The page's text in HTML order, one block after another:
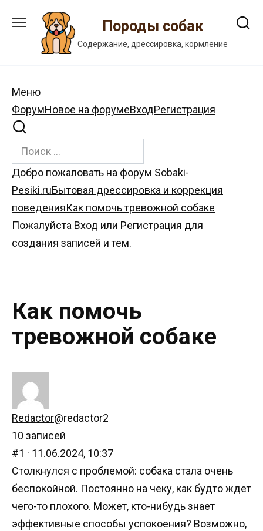
содержанию
Породы собак
Содержание, дрессировка, кормление
Меню
Навигация
Форума
ФорумНовое на форумеВходРегистрация
Форум
breadcrumbs
-
Вы
здесь:
Добро пожаловать на форум Sobaki-
Pesiki.ruБытовая дрессировка и коррекция
поведенияКак помочь тревожной собаке
Пожалуйста Вход или Регистрация для
создания записей и тем.
Как помочь
тревожной собаке
Redactor@redactor2
10 записей
#1 · 11.06.2024, 10:37
Столкнулся с проблемой: собака стала очень
беспокойной. Постоянно на чеку, как будто ждет
чего-то плохого. Может, кто-нибудь знает
эффективные способы успокоения? Возможно,